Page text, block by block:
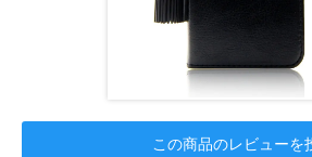
この商品のレビューを